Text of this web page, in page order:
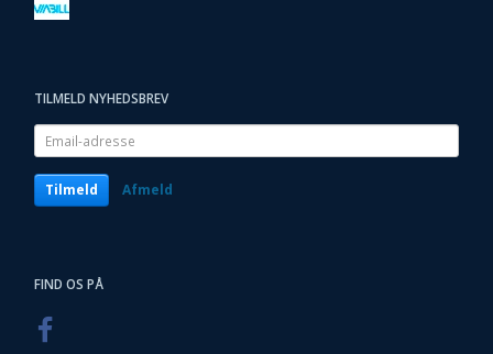
TILMELD NYHEDSBREV
Email-
adresse
Tilmeld Afmeld
FIND OS PÅ